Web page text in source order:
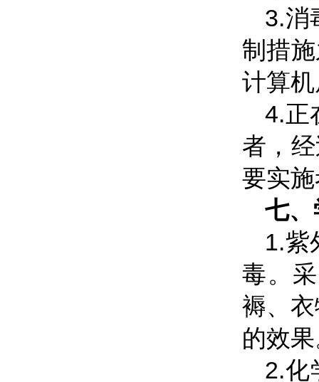
3.消
制措
计算
4.正
者，
要实
七
1.紫
毒。
褥、
的效
2.化